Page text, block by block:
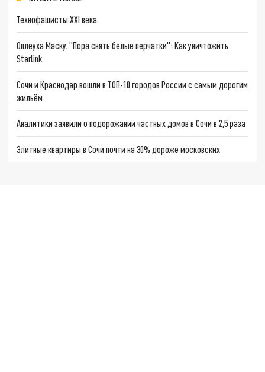
Технофашисты XXI века
Оплеуха Маску. "Пора снять белые перчатки": Как уничтожить
Starlink
Сочи и Краснодар вошли в ТОП-10 городов России с самым дорогим
жильём
Аналитики заявили о подорожании частных домов в Сочи в 2,5 раза
Элитные квартиры в Сочи почти на 30% дороже московских